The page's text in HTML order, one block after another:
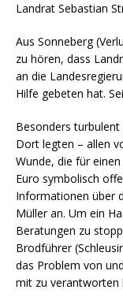
Landrat Sebastian
Aus Sonneberg
zu hören, dass
an die
Hilfe gebeten hat.
Besonders turbulent
Dort legten – allen
Wunde, die für
Euro symbolisch
Informationen über
Müller an. Um ein
Beratungen zu
Brodführer
das Problem von
mit zu verantworten